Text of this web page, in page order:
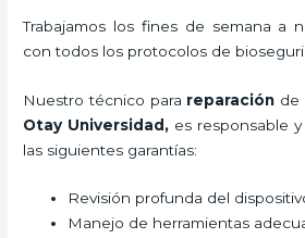
Trabajamos los fines de semana a
con todos los protocolos de
Nuestro técnico para reparación de
Otay Universidad, es responsable
las siguientes garantías:
Revisión profunda del
Manejo de herramientas